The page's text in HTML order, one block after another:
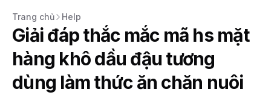
Trang chủ Help
Giải đáp thắc mắc mã hs mặt
hàng khô dầu đậu tương
dùng làm thức ăn chăn nuôi